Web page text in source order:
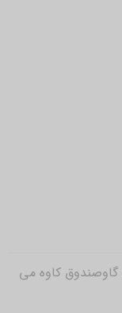
کاوه می